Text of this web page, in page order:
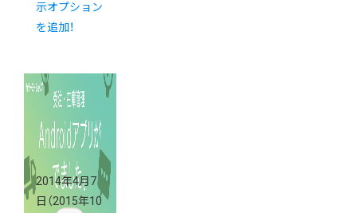
示オプション
を追加！
2014年4月7
日 （2015年10